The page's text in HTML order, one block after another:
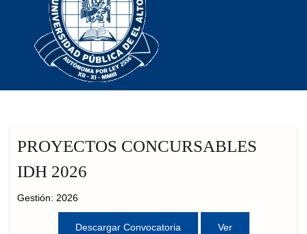
PROYECTOS CONCURSABLES
IDH 2026
Gestión: 2026
Descargar Convocatoria Ver